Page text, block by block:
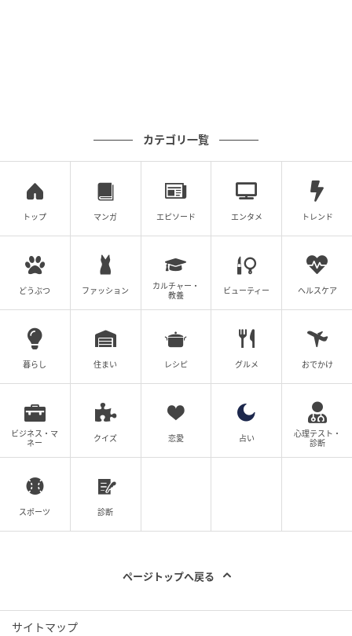
カテゴリ一覧
トップ マンガ エピソード エンタメ トレンド
どうぶつ ファッション
カルチャー・
教養
ビューティー ヘルスケア
暮らし 住まい レシピ グルメ おでかけ
ビジネス・マ
ネー
クイズ 恋愛 占い
心理テスト・
診断
スポーツ 診断
ページトップへ戻る
サイトマップ